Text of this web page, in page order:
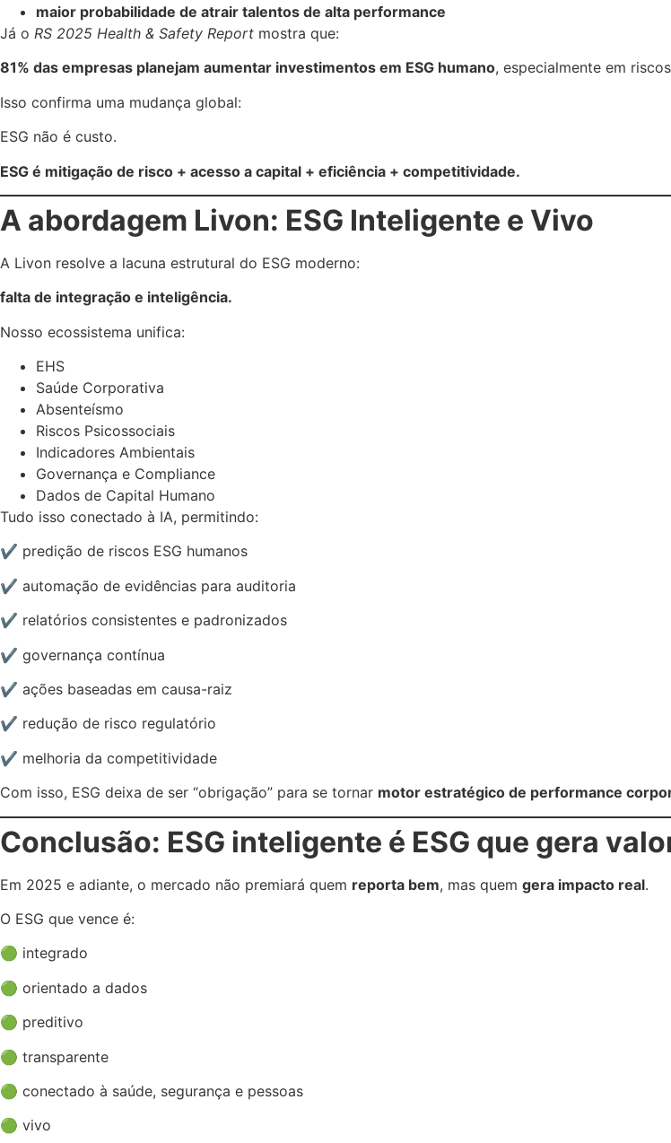
maior probabilidade de atrair talentos de alta performance
Já o RS 2025 Health & Safety Report mostra que:
81% das empresas planejam aumentar investimentos em ESG humano, especialmente em
Isso confirma uma mudança global:
ESG não é custo.
ESG é mitigação de risco + acesso a capital + eficiência + competitividade.
A abordagem Livon: ESG Inteligente e Vivo
A Livon resolve a lacuna estrutural do ESG moderno:
falta de integração e inteligência.
Nosso ecossistema unifica:
EHS
Saúde Corporativa
Absenteísmo
Riscos Psicossociais
Indicadores Ambientais
Governança e Compliance
Dados de Capital Humano
Tudo isso conectado à IA, permitindo:
✔ predição de riscos ESG humanos
✔ automação de evidências para auditoria
✔ relatórios consistentes e padronizados
✔ governança contínua
✔ ações baseadas em causa-raiz
✔ redução de risco regulatório
✔ melhoria da competitividade
Com isso, ESG deixa de ser “obrigação” para se tornar motor estratégico de performance
Conclusão: ESG inteligente é ESG que gera
Em 2025 e adiante, o mercado não premiará quem reporta bem, mas quem gera impacto real.
O ESG que vence é:
🟢 integrado
🟢 orientado a dados
🟢 preditivo
🟢 transparente
🟢 conectado à saúde, segurança e pessoas
🟢 vivo